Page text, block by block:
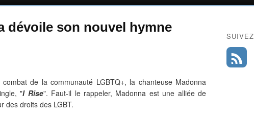
dévoile son nouvel hymne
de la communauté LGBTQ+, la chanteuse Madonna
"I Rise". Faut-il le rappeler, Madonna est une alliée de
des droits des LGBT.